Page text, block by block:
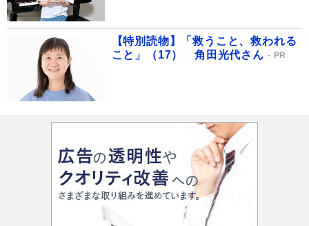
【特別読物】「救うこと、救われる
こと」（17） 角田光代さん
PR